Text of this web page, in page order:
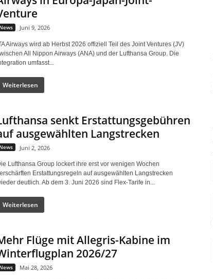
News Juni 9, 2026
Airways wird ab Herbst 2026 offiziell Teil des Joint Ventures (JV)
All Nippon Airways (ANA) und der Lufthansa Group. Die
umfasst...
Weiterlesen
senkt Erstattungsgebühren
ausgewählten Langstrecken
News Juni 2, 2026
Lufthansa Group lockert ihre erst vor wenigen Wochen
Erstattungsregeln auf ausgewählten Langstrecken
deutlich. Ab dem 3. Juni 2026 sind Flex-Tarife in...
Weiterlesen
Flüge mit Allegris-Kabine im
2026/27
News Mai 28, 2026